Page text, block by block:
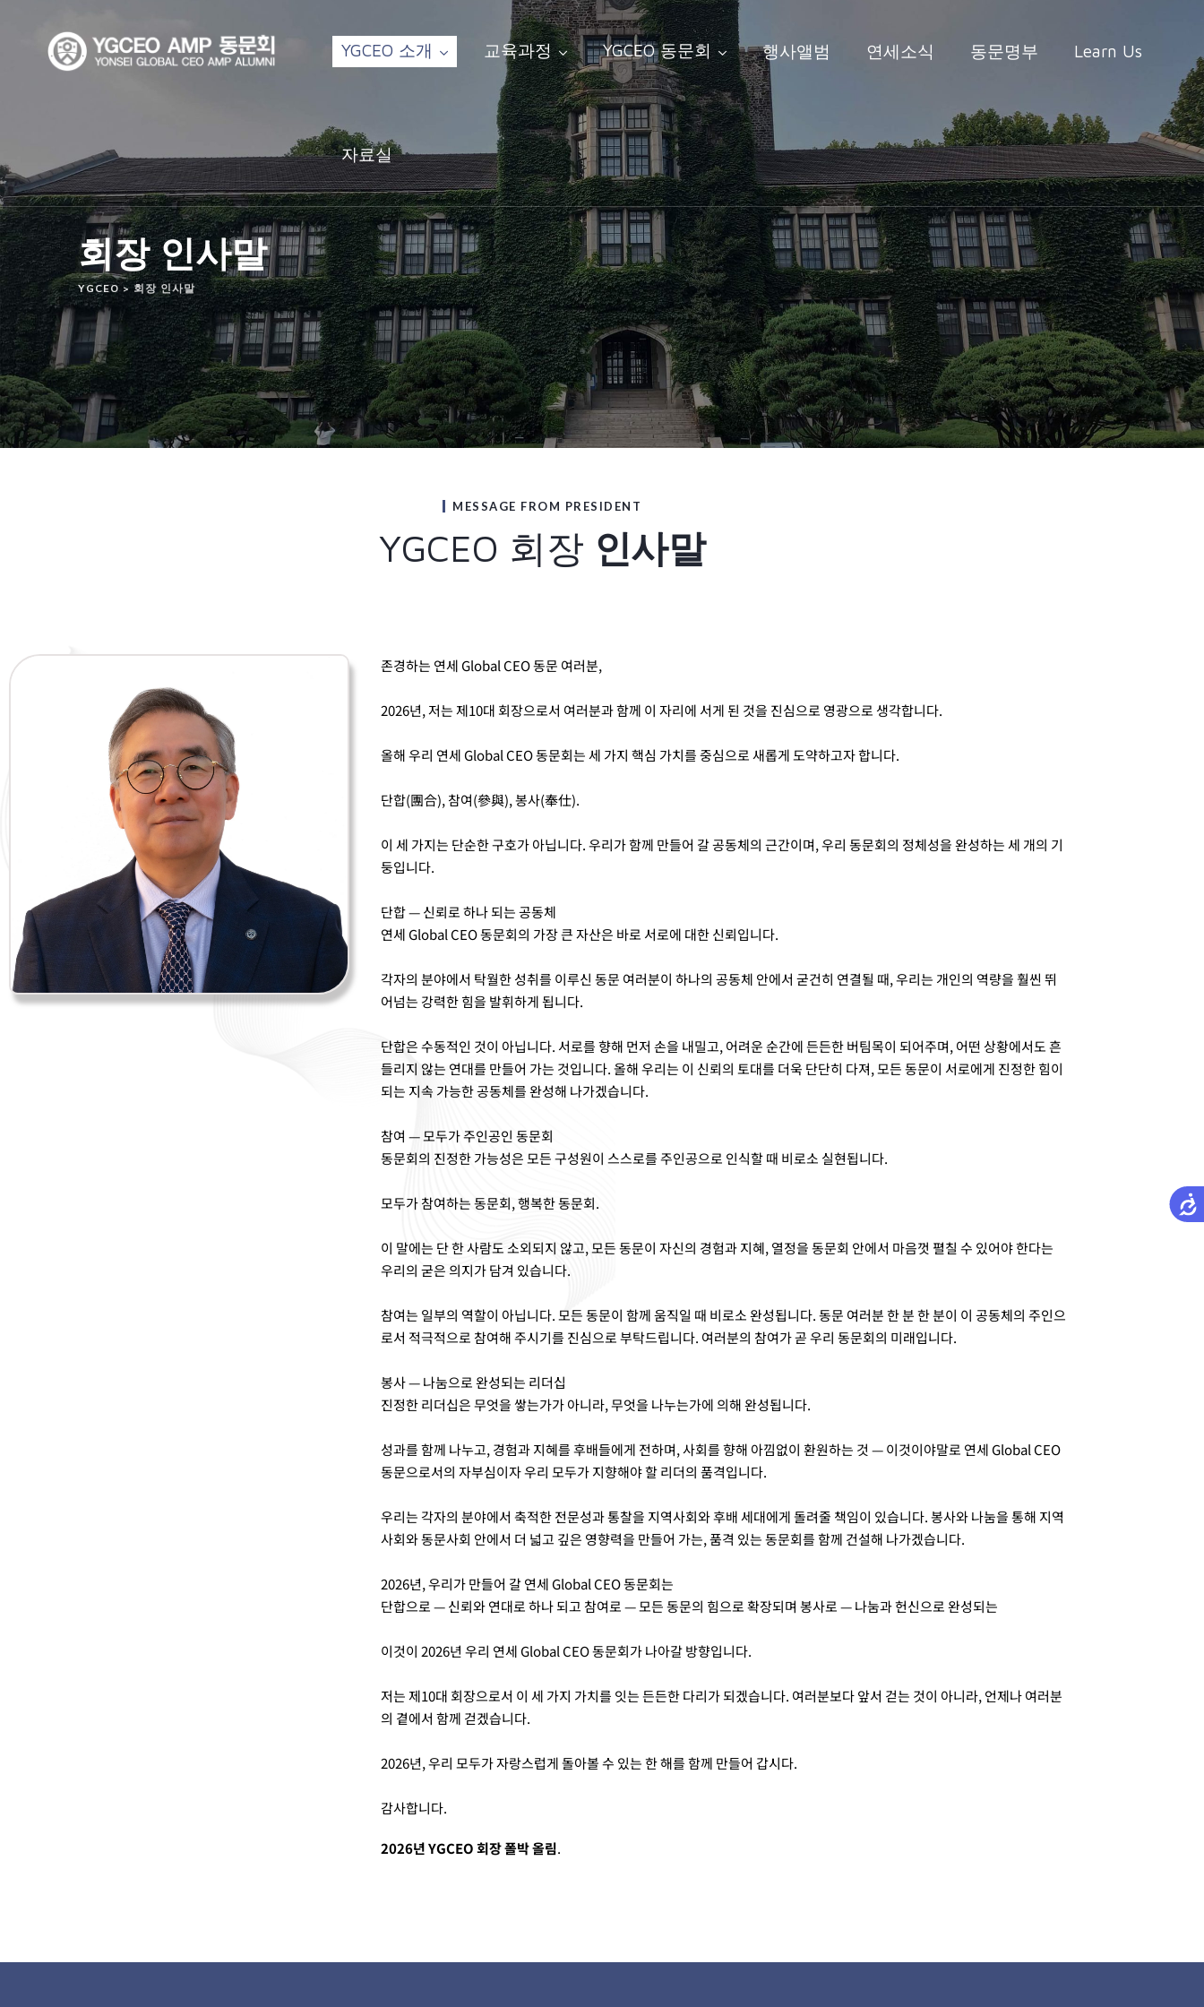
YGCEO 소개 교육과정 YGCEO 동문회 행사앨범 연세소식 동문명부 Learn Us
자료실
회장 인사말
YGCEO>회장 인사말
MESSAGE FROM PRESIDENT
YGCEO 회장 인사말
존경하는 연세 Global CEO 동문 여러분,
2026년, 저는 제10대 회장으로서 여러분과 함께 이 자리에 서게 된 것을 진심으로 영광으로 생각합니다.
올해 우리 연세 Global CEO 동문회는 세 가지 핵심 가치를 중심으로 새롭게 도약하고자 합니다.
단합(團合), 참여(參與), 봉사(奉仕).
이 세 가지는 단순한 구호가 아닙니다. 우리가 함께 만들어 갈 공동체의 근간이며, 우리 동문회의 정체성을 완성하는 세 개의 기
둥입니다.
단합 — 신뢰로 하나 되는 공동체
연세 Global CEO 동문회의 가장 큰 자산은 바로 서로에 대한 신뢰입니다.
각자의 분야에서 탁월한 성취를 이루신 동문 여러분이 하나의 공동체 안에서 굳건히 연결될 때, 우리는 개인의 역량을 훨씬 뛰
어넘는 강력한 힘을 발휘하게 됩니다.
단합은 수동적인 것이 아닙니다. 서로를 향해 먼저 손을 내밀고, 어려운 순간에 든든한 버팀목이 되어주며, 어떤 상황에서도 흔
들리지 않는 연대를 만들어 가는 것입니다. 올해 우리는 이 신뢰의 토대를 더욱 단단히 다져, 모든 동문이 서로에게 진정한 힘이
되는 지속 가능한 공동체를 완성해 나가겠습니다.
참여 — 모두가 주인공인 동문회
동문회의 진정한 가능성은 모든 구성원이 스스로를 주인공으로 인식할 때 비로소 실현됩니다.
모두가 참여하는 동문회, 행복한 동문회.
이 말에는 단 한 사람도 소외되지 않고, 모든 동문이 자신의 경험과 지혜, 열정을 동문회 안에서 마음껏 펼칠 수 있어야 한다는
우리의 굳은 의지가 담겨 있습니다.
참여는 일부의 역할이 아닙니다. 모든 동문이 함께 움직일 때 비로소 완성됩니다. 동문 여러분 한 분 한 분이 이 공동체의 주인으
로서 적극적으로 참여해 주시기를 진심으로 부탁드립니다. 여러분의 참여가 곧 우리 동문회의 미래입니다.
봉사 — 나눔으로 완성되는 리더십
진정한 리더십은 무엇을 쌓는가가 아니라, 무엇을 나누는가에 의해 완성됩니다.
성과를 함께 나누고, 경험과 지혜를 후배들에게 전하며, 사회를 향해 아낌없이 환원하는 것 — 이것이야말로 연세 Global CEO
동문으로서의 자부심이자 우리 모두가 지향해야 할 리더의 품격입니다.
우리는 각자의 분야에서 축적한 전문성과 통찰을 지역사회와 후배 세대에게 돌려줄 책임이 있습니다. 봉사와 나눔을 통해 지역
사회와 동문사회 안에서 더 넓고 깊은 영향력을 만들어 가는, 품격 있는 동문회를 함께 건설해 나가겠습니다.
2026년, 우리가 만들어 갈 연세 Global CEO 동문회는
단합으로 — 신뢰와 연대로 하나 되고 참여로 — 모든 동문의 힘으로 확장되며 봉사로 — 나눔과 헌신으로 완성되는
이것이 2026년 우리 연세 Global CEO 동문회가 나아갈 방향입니다.
저는 제10대 회장으로서 이 세 가지 가치를 잇는 든든한 다리가 되겠습니다. 여러분보다 앞서 걷는 것이 아니라, 언제나 여러분
의 곁에서 함께 걷겠습니다.
2026년, 우리 모두가 자랑스럽게 돌아볼 수 있는 한 해를 함께 만들어 갑시다.
감사합니다.
2026년 YGCEO 회장 폴박 올림.